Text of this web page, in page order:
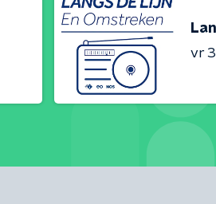
vr